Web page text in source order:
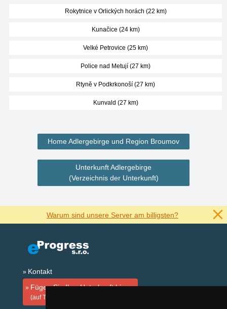
Rokytnice v Orlických horách (22 km)
Kunačice (24 km)
Velké Petrovice (25 km)
Police nad Metují (27 km)
Rtyně v Podkrkonoší (27 km)
Kunvald (27 km)
Home Adlergebirge und Region Broumov
Unterkunft Adlergebirge
(Verzeichnis der Unterkunft)
Warum sind unsere Server am billigsten?
Kontakt
Fügen Sie Ihre Unterkunft hinzu
(auf Tschechisch)